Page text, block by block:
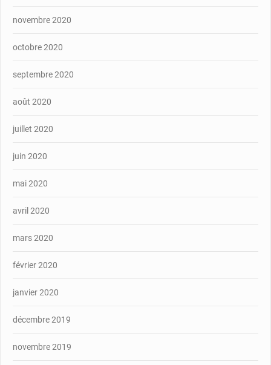
novembre 2020
octobre 2020
septembre 2020
août 2020
juillet 2020
juin 2020
mai 2020
avril 2020
mars 2020
février 2020
janvier 2020
décembre 2019
novembre 2019